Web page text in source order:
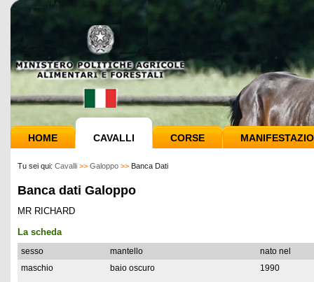
HOME CAVALLI CORSE
Tu sei qui: Cavalli >> Galoppo >> Banca Dati
Banca dati Galoppo
MR RICHARD
La scheda
sesso mantello
nato nel
maschio
baio oscuro 1990